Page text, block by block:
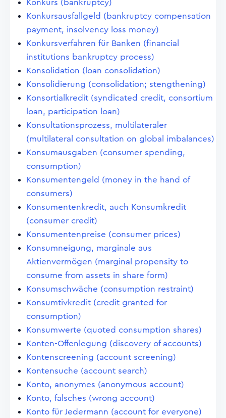
Konkurs (bankruptcy)
Konkursausfallgeld (bankruptcy compensation
payment, insolvency loss money)
Konkursverfahren für Banken (financial
institutions bankruptcy process)
Konsolidation (loan consolidation)
Konsolidierung (consolidation; stengthening)
Konsortialkredit (syndicated credit, consortium
loan, participation loan)
Konsultationsprozess, multilateraler
(multilateral consultation on global imbalances)
Konsumausgaben (consumer spending,
consumption)
Konsumentengeld (money in the hand of
consumers)
Konsumentenkredit, auch Konsumkredit
(consumer credit)
Konsumentenpreise (consumer prices)
Konsumneigung, marginale aus
Aktienvermögen (marginal propensity to
consume from assets in share form)
Konsumschwäche (consumption restraint)
Konsumtivkredit (credit granted for
consumption)
Konsumwerte (quoted consumption shares)
Konten-Offenlegung (discovery of accounts)
Kontenscreening (account screening)
Kontensuche (account search)
Konto, anonymes (anonymous account)
Konto, falsches (wrong account)
Konto für Jedermann (account for everyone)